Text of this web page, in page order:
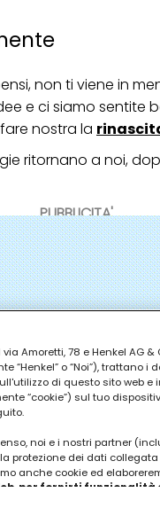
PUBBLICITA'
non ti viene in
e ci siamo sentite
nostra la
ritornano a noi,
Amoretti, 78 e Henkel AG
“Henkel” o “Noi”),
di questo sito web e
“cookie”) sul tuo
noi e i nostri partner
protezione dei dati collegata
anche cookie ed
per fornirti
. Analizzeremo il tuo